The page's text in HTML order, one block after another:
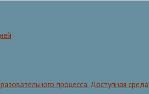
процесса. Доступная среда